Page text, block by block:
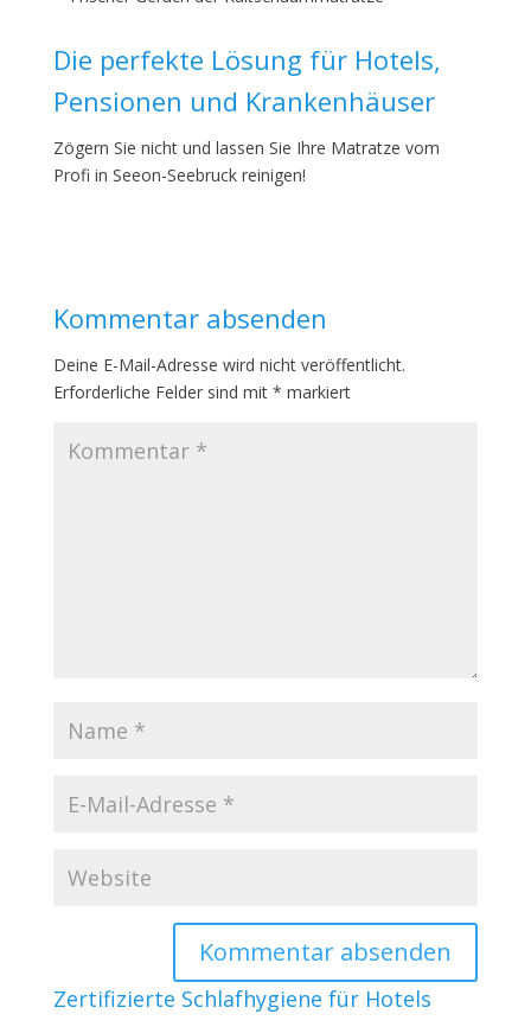
Die perfekte Lösung für Hotels,
Pensionen und Krankenhäuser
Zögern Sie nicht und lassen Sie Ihre Matratze vom
Profi in Seeon-Seebruck reinigen!
Kommentar absenden
Deine E-Mail-Adresse wird nicht veröffentlicht.
Erforderliche Felder sind mit * markiert
Zertifizierte Schlafhygiene für Hotels